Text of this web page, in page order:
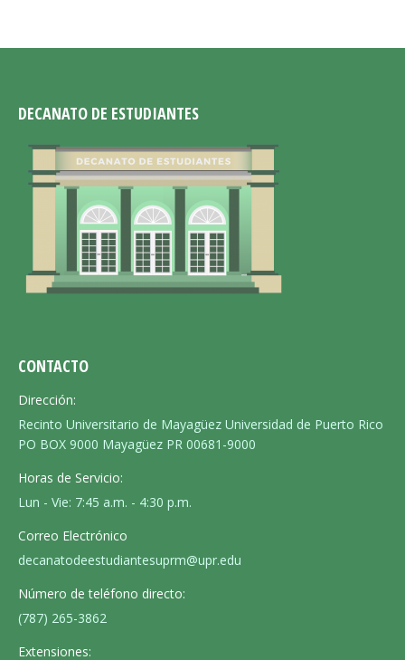
DECANATO DE ESTUDIANTES
CONTACTO
Dirección:
Recinto Universitario de Mayagüez Universidad de Puerto Rico
PO BOX 9000 Mayagüez PR 00681-9000
Horas de Servicio:
Lun - Vie: 7:45 a.m. - 4:30 p.m.
Correo Electrónico
decanatodeestudiantesuprm@upr.edu
Número de teléfono directo:
(787) 265-3862
Extensiones: